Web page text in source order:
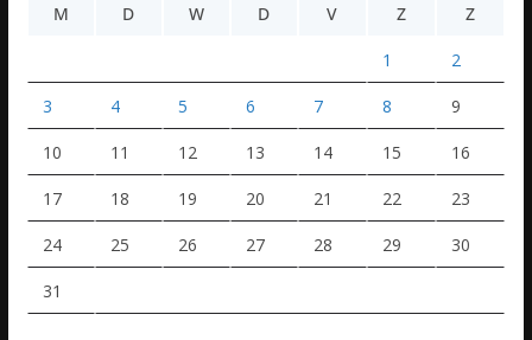
M
D W D V Z Z
1 2
3 4 5 6 7 8 9
10 11 12 13 14 15 16
17 18 19 20 21 22 23
24 25 26 27 28 29 30
31